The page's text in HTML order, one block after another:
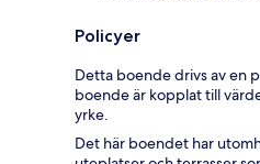
Policyer
Detta boende drivs av en
boende är kopplat till
yrke.
Det här boendet har